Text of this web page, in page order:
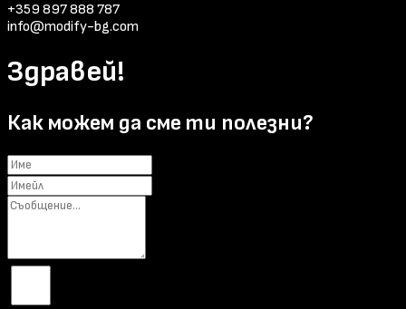
+359 897 888 787
info@modify-bg.com
Здравей!
Как можем да сме ти полезни?